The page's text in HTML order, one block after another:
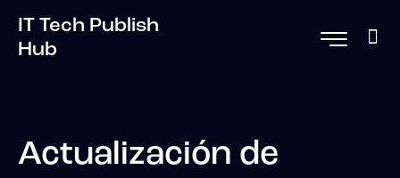
IT Tech Publish
Hub
Actualización de